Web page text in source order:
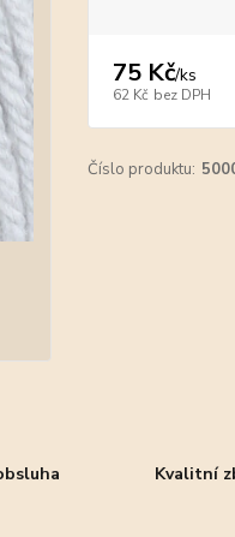
75 Kč/ks
62 Kč bez DPH
Číslo produktu:
Kvalitní